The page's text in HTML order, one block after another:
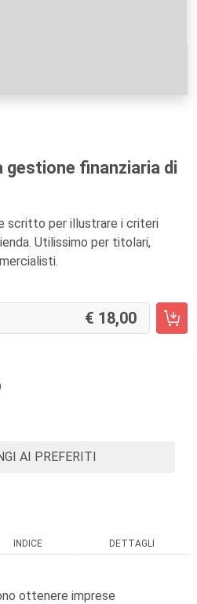
finanziaria di
scritto per illustrare i criteri
Utilissimo per titolari,
18,00
AI PREFERITI
INDICE DETTAGLI
ottenere imprese